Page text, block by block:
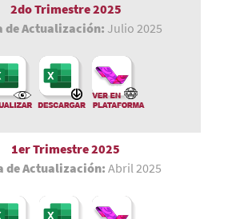
2do Trimestre 2025
de Actualización: Julio 2025
1er Trimestre2025
de Actualización: Abril 2025